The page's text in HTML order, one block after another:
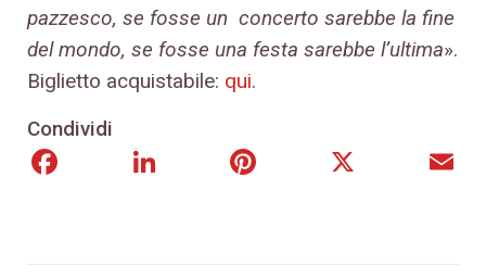
pazzesco, se fosse un concerto sarebbe la fine
del mondo, se fosse una festa sarebbe l’ultima».
Biglietto acquistabile: qui.
Condividi
FacebookLinkedIn Pinterest